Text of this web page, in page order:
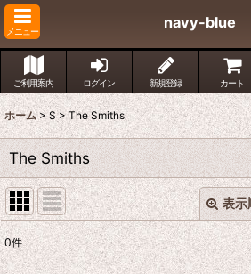
メニュー
navy-blue
ご利用案内 ログイン 新規登録 カート
ホーム > S > The Smiths
The Smiths
表示
表示数:
0件